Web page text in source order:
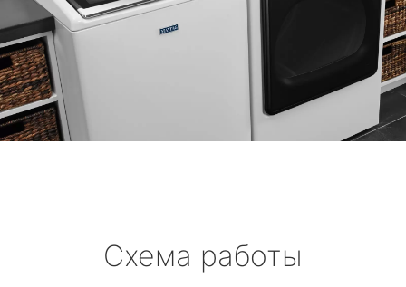
Схема работы